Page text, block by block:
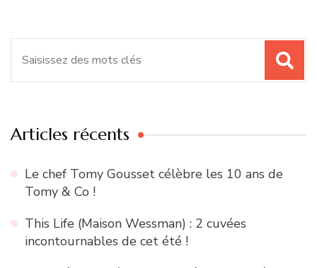
Articles récents
Le chef Tomy Gousset célèbre les 10 ans de
Tomy & Co !
This Life (Maison Wessman) : 2 cuvées
incontournables de cet été !